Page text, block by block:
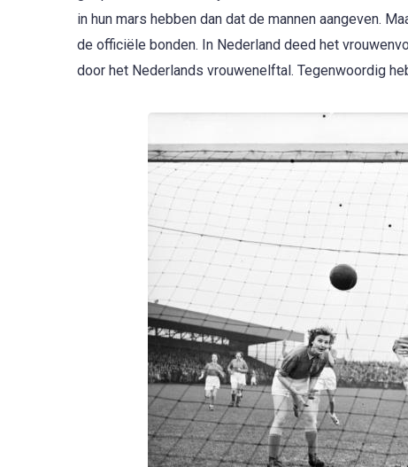
in hun mars hebben dan dat de mannen aangeven.
de officiële bonden. In Nederland deed het
door het Nederlands vrouwenelftal. Tegenwoordig